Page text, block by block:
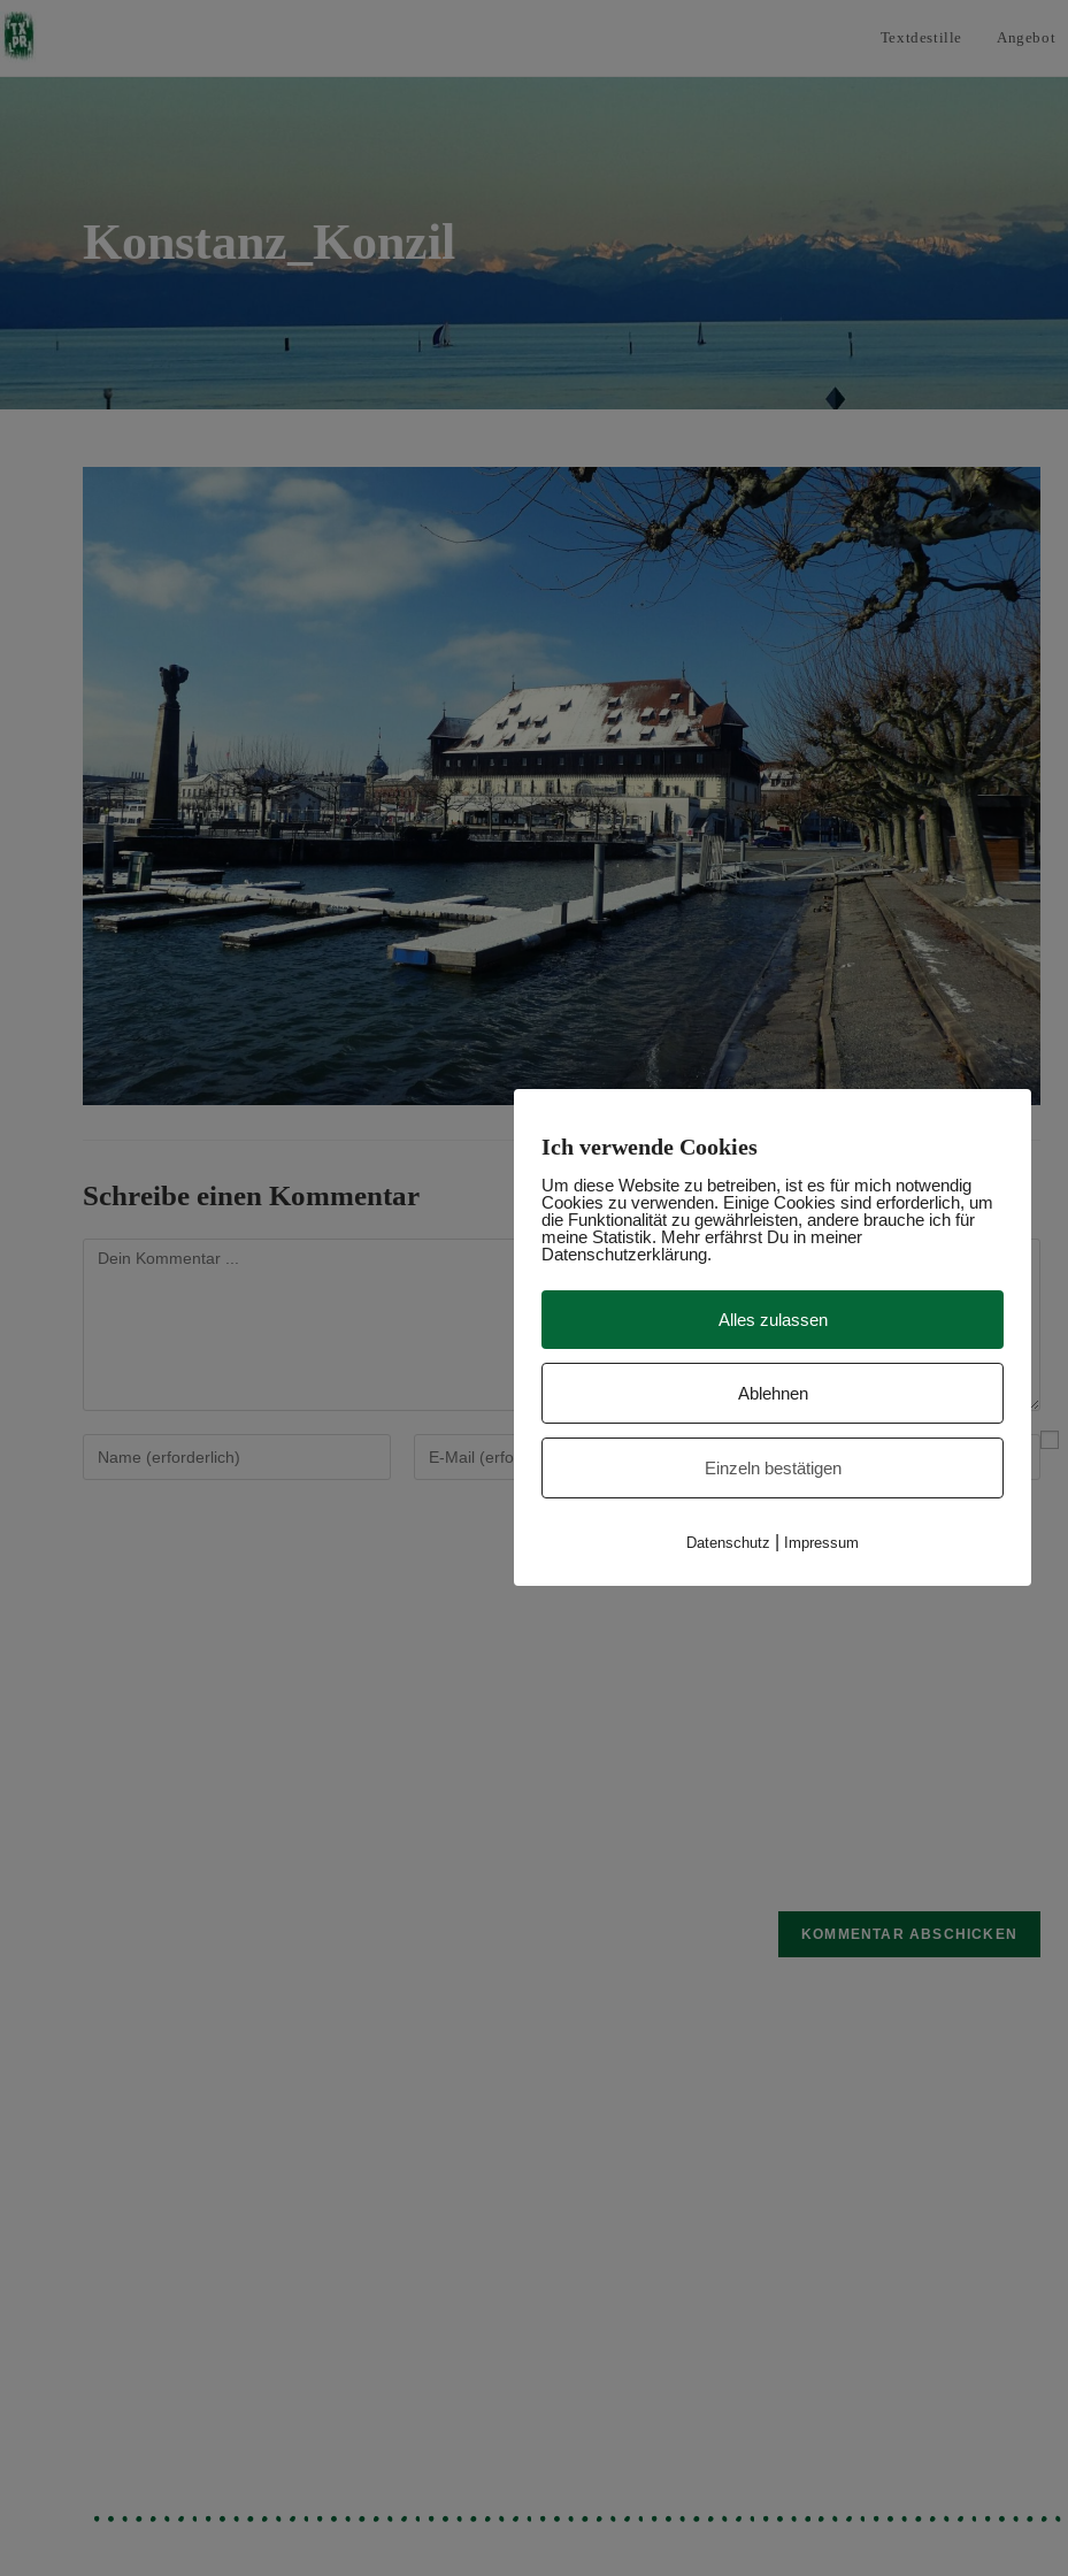
Textdestille Angebot
Konstanz_Konzil
Schreibe einen Kommentar
Ich verwende Cookies
Um diese Website zu betreiben, ist es für mich notwendig
Cookies zu verwenden. Einige Cookies sind erforderlich, um
die Funktionalität zu gewährleisten, andere brauche ich für
meine Statistik. Mehr erfährst Du in meiner
Datenschutzerklärung.
Alles zulassen
Ablehnen
Einzeln bestätigen
Datenschutz Impressum